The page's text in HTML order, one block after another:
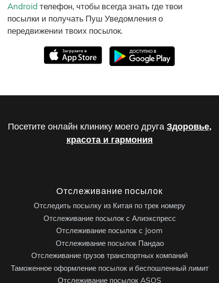
Android телефон, чтобы всегда знать где твои
посылки и получать Пуш Уведомления о
передвижении твоих посылок.
Посетите онлайн клинику моего друга Здоровье,
красота и гармония
Отслеживание посылок
Отследить посылку из Китая по трек номеру
Отслеживание посылок с Алиэкспресс
Отслеживание посылок с Joom
Отслеживание посылок Пандао
Отслеживание грузов транспортных компаний
Таможенное оформление посылок и беспошленный лимит
Отслеживание посылок ASOS